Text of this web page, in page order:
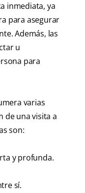
inmediata, ya
para asegurar
Además, las
u
para
varias
de una visita a
son:
y profunda.
sí.